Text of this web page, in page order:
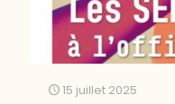
15 juillet 2025